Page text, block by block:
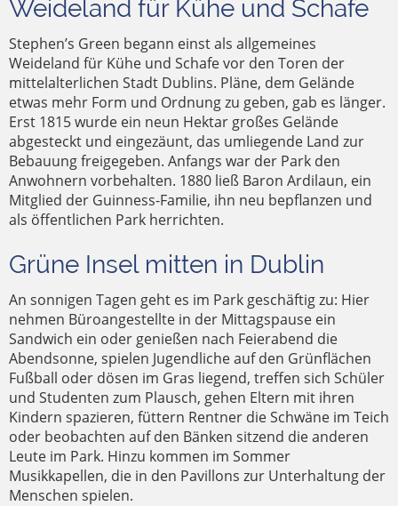
SPAZIERGÄNGER GENIESSEN DIE RUHE
HÄUFIG SPIELEN BANDS IM PAVILLON
EIN- UND AUSGANG ZUM PARKGELÄNDE
DER LAGEPLAN DES PARKS, DAMIT
NIEMAND VERLOREN GEHT
Weideland für Kühe und Schafe
Stephen’s Green begann einst als allgemeines
Weideland für Kühe und Schafe vor den Toren der
mittelalterlichen Stadt Dublins. Pläne, dem Gelände
etwas mehr Form und Ordnung zu geben, gab es länger.
Erst 1815 wurde ein neun Hektar großes Gelände
abgesteckt und eingezäunt, das umliegende Land zur
Bebauung freigegeben. Anfangs war der Park den
Anwohnern vorbehalten. 1880 ließ Baron Ardilaun, ein
Mitglied der Guinness-Familie, ihn neu bepflanzen und
als öffentlichen Park herrichten.
Grüne Insel mitten in Dublin
An sonnigen Tagen geht es im Park geschäftig zu: Hier
nehmen Büroangestellte in der Mittagspause ein
Sandwich ein oder genießen nach Feierabend die
Abendsonne, spielen Jugendliche auf den Grünflächen
Fußball oder dösen im Gras liegend, treffen sich Schüler
und Studenten zum Plausch, gehen Eltern mit ihren
Kindern spazieren, füttern Rentner die Schwäne im Teich
oder beobachten auf den Bänken sitzend die anderen
Leute im Park. Hinzu kommen im Sommer
Musikkapellen, die in den Pavillons zur Unterhaltung der
Menschen spielen.